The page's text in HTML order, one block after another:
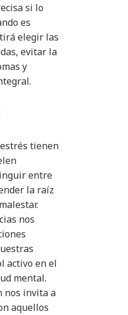
si lo
es
elegir las
evitar la
y
tienen
entre
la raíz
nos
activo en el
mental.
nos invita a
aquellos